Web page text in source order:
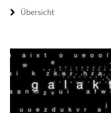
Übersicht